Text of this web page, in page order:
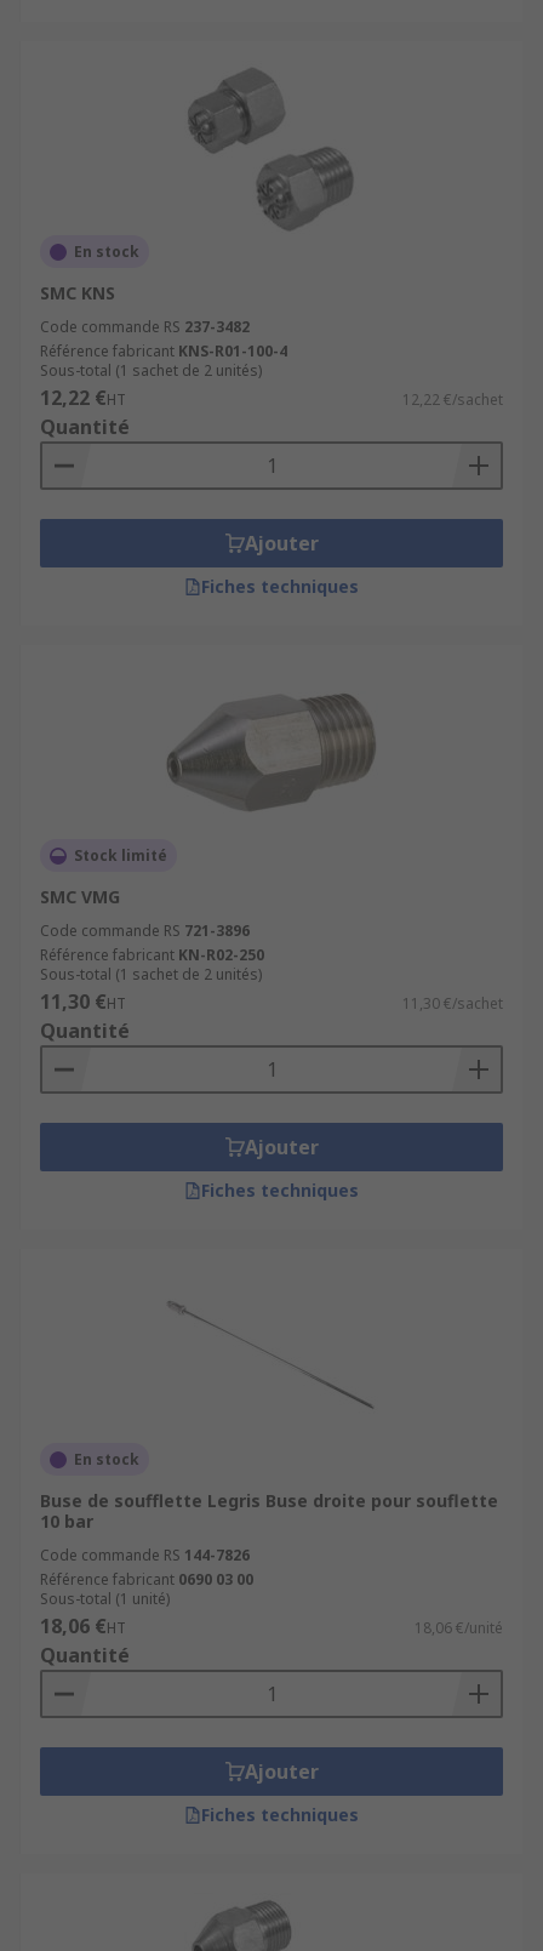
En stock
SMC KNS
Code commande RS 237-3482
Référence fabricant KNS-R01-100-4
Sous-total (1 sachet de 2 unités)
12,22 €HT 12,22 €/sachet
Quantité
Ajouter
Fiches techniques
Stock limité
SMC VMG
Code commande RS 721-3896
Référence fabricant KN-R02-250
Sous-total (1 sachet de 2 unités)
11,30 €HT 11,30 €/sachet
Quantité
Ajouter
Fiches techniques
En stock
Buse de soufflette Legris Buse droite pour souflette
10 bar
Code commande RS 144-7826
Référence fabricant 0690 03 00
Sous-total (1 unité)
18,06 €HT 18,06 €/unité
Quantité
Ajouter
Fiches techniques